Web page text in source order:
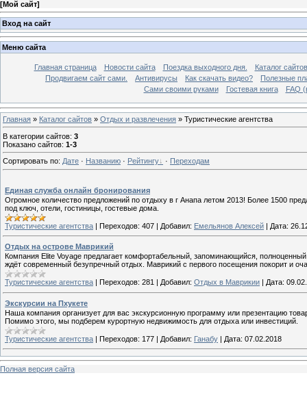
[Мой сайт]
Вход на сайт
Меню сайта
Главная страница Новости сайта Поездка выходного дня.
Каталог сайтов
Продвигаем сайт сами.
Антивирусы Как скачать видео?
Полезные
Сами своими руками
Гостевая книга FAQ
Главная » Каталог сайтов » Отдых и развлечения » Туристические агентства
В категории сайтов: 3
Показано сайтов: 1-3
Сортировать по: Дате · Названию · Рейтингу · Переходам
Единая служба онлайн бронирования
Огромное количество предложений по отдыху в г Анапа летом 2013! Более 1500
под ключ, отели, гостиницы, гостевые дома.
Туристические агентства | Переходов: 407 | Добавил: Емельянов Алексей | Дата:
Отдых на острове Маврикий
Компания Elite Voyage предлагает комфортабельный, запоминающийся,
ждёт современный безупречный отдых. Маврикий с первого посещения покорит и
Туристические агентства Переходов: 281 Добавил: Отдых в Маврикии Дата:
Экскурсии на Пхукете
Наша компания организует для вас экскурсионную программу или презентацию
Помимо этого, мы подберем курортную недвижимость для отдыха или инвестиций.
Туристические агентства | Переходов: 177 | Добавил: Ганабу | Дата: 07.02.2018
Полная версия сайта